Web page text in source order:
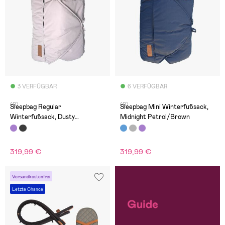
3 VERFÜGBAR
(0)
Sleepbag Regular
Winterfußsack, Dusty
Purple/Brown
319,99 €
6 VERFÜGBAR
(0)
Sleepbag Mini Winterfußsack,
Midnight Petrol/Brown
319,99 €
Versandkostenfrei
Letzte Chance